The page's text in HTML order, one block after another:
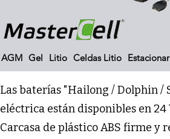
AGM Gel Litio Celdas Litio
Las baterías "Hailong / Dolphin
eléctrica están disponibles en 24
Carcasa de plástico ABS firme y